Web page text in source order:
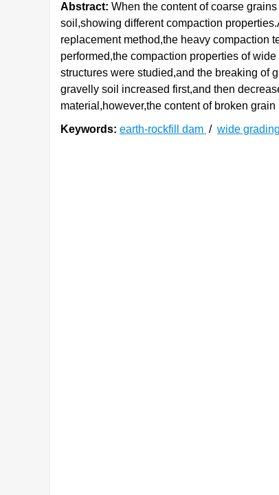
Abstract: When the content of coarse
soil,showing different compaction
replacement method,the heavy compaction
performed,the compaction properties of
structures were studied,and the breaking of
gravelly soil increased first,and then
material,however,the content of broken
Keywords: earth-rockfill dam / wide